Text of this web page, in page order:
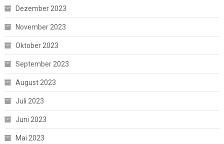
Dezember 2023
November 2023
Oktober 2023
September 2023
August 2023
Juli 2023
Juni 2023
Mai 2023